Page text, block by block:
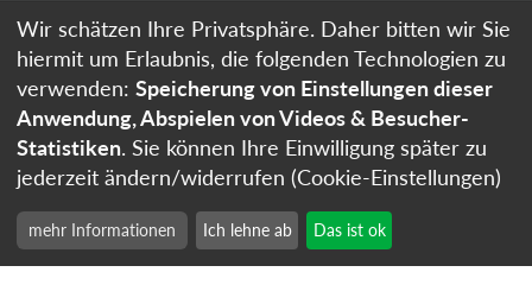
Widerrufsbelehrung
Widerrufsformular
Stellenangebote
Cookie-Einstellungen
Wir schätzen Ihre Privatsphäre. Daher bitten wir Sie
hiermit um Erlaubnis, die folgenden Technologien zu
verwenden: Speicherung von Einstellungen dieser
Anwendung, Abspielen von Videos & Besucher-
Statistiken. Sie können Ihre Einwilligung später zu
jederzeit ändern/widerrufen (Cookie-Einstellungen)
mehr Informationen Ich lehne ab Das ist ok